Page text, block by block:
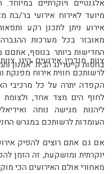
אלגנטיים ויוקרתיים
אירוע ניתן לתכנן
בחסות קייטרינג הבית "אמנון
הקפדה יתרה על כל מרכיבי
לחוף הים מצד אחד,
העומדות לרשותכם במגרש
מאחורי אולם האירועים הכי